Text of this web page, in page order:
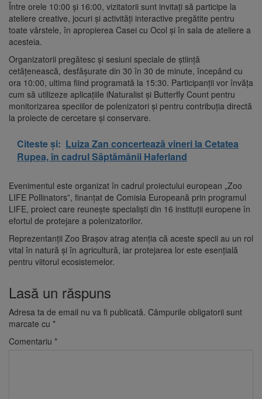
Între orele 10:00 și 16:00, vizitatorii sunt invitați să participe la
ateliere creative, jocuri și activități interactive pregătite pentru
toate vârstele, în apropierea Casei cu Ocol și în sala de ateliere a
acesteia.
Organizatorii pregătesc și sesiuni speciale de știință
cetățenească, desfășurate din 30 în 30 de minute, începând cu
ora 10:00, ultima fiind programată la 15:30. Participanții vor învăța
cum să utilizeze aplicațiile iNaturalist și Butterfly Count pentru
monitorizarea speciilor de polenizatori și pentru contribuția directă
la proiecte de cercetare și conservare.
Citeste și: Luiza Zan concertează vineri la Cetatea
Rupea, în cadrul Săptămânii Haferland
Evenimentul este organizat în cadrul proiectului european „Zoo
LIFE Pollinators”, finanțat de Comisia Europeană prin programul
LIFE, proiect care reunește specialiști din 16 instituții europene în
efortul de protejare a polenizatorilor.
Reprezentanții Zoo Brașov atrag atenția că aceste specii au un rol
vital în natură și în agricultură, iar protejarea lor este esențială
pentru viitorul ecosistemelor.
Lasă un răspuns
Adresa ta de email nu va fi publicată. Câmpurile obligatorii sunt
marcate cu *
Comentariu *